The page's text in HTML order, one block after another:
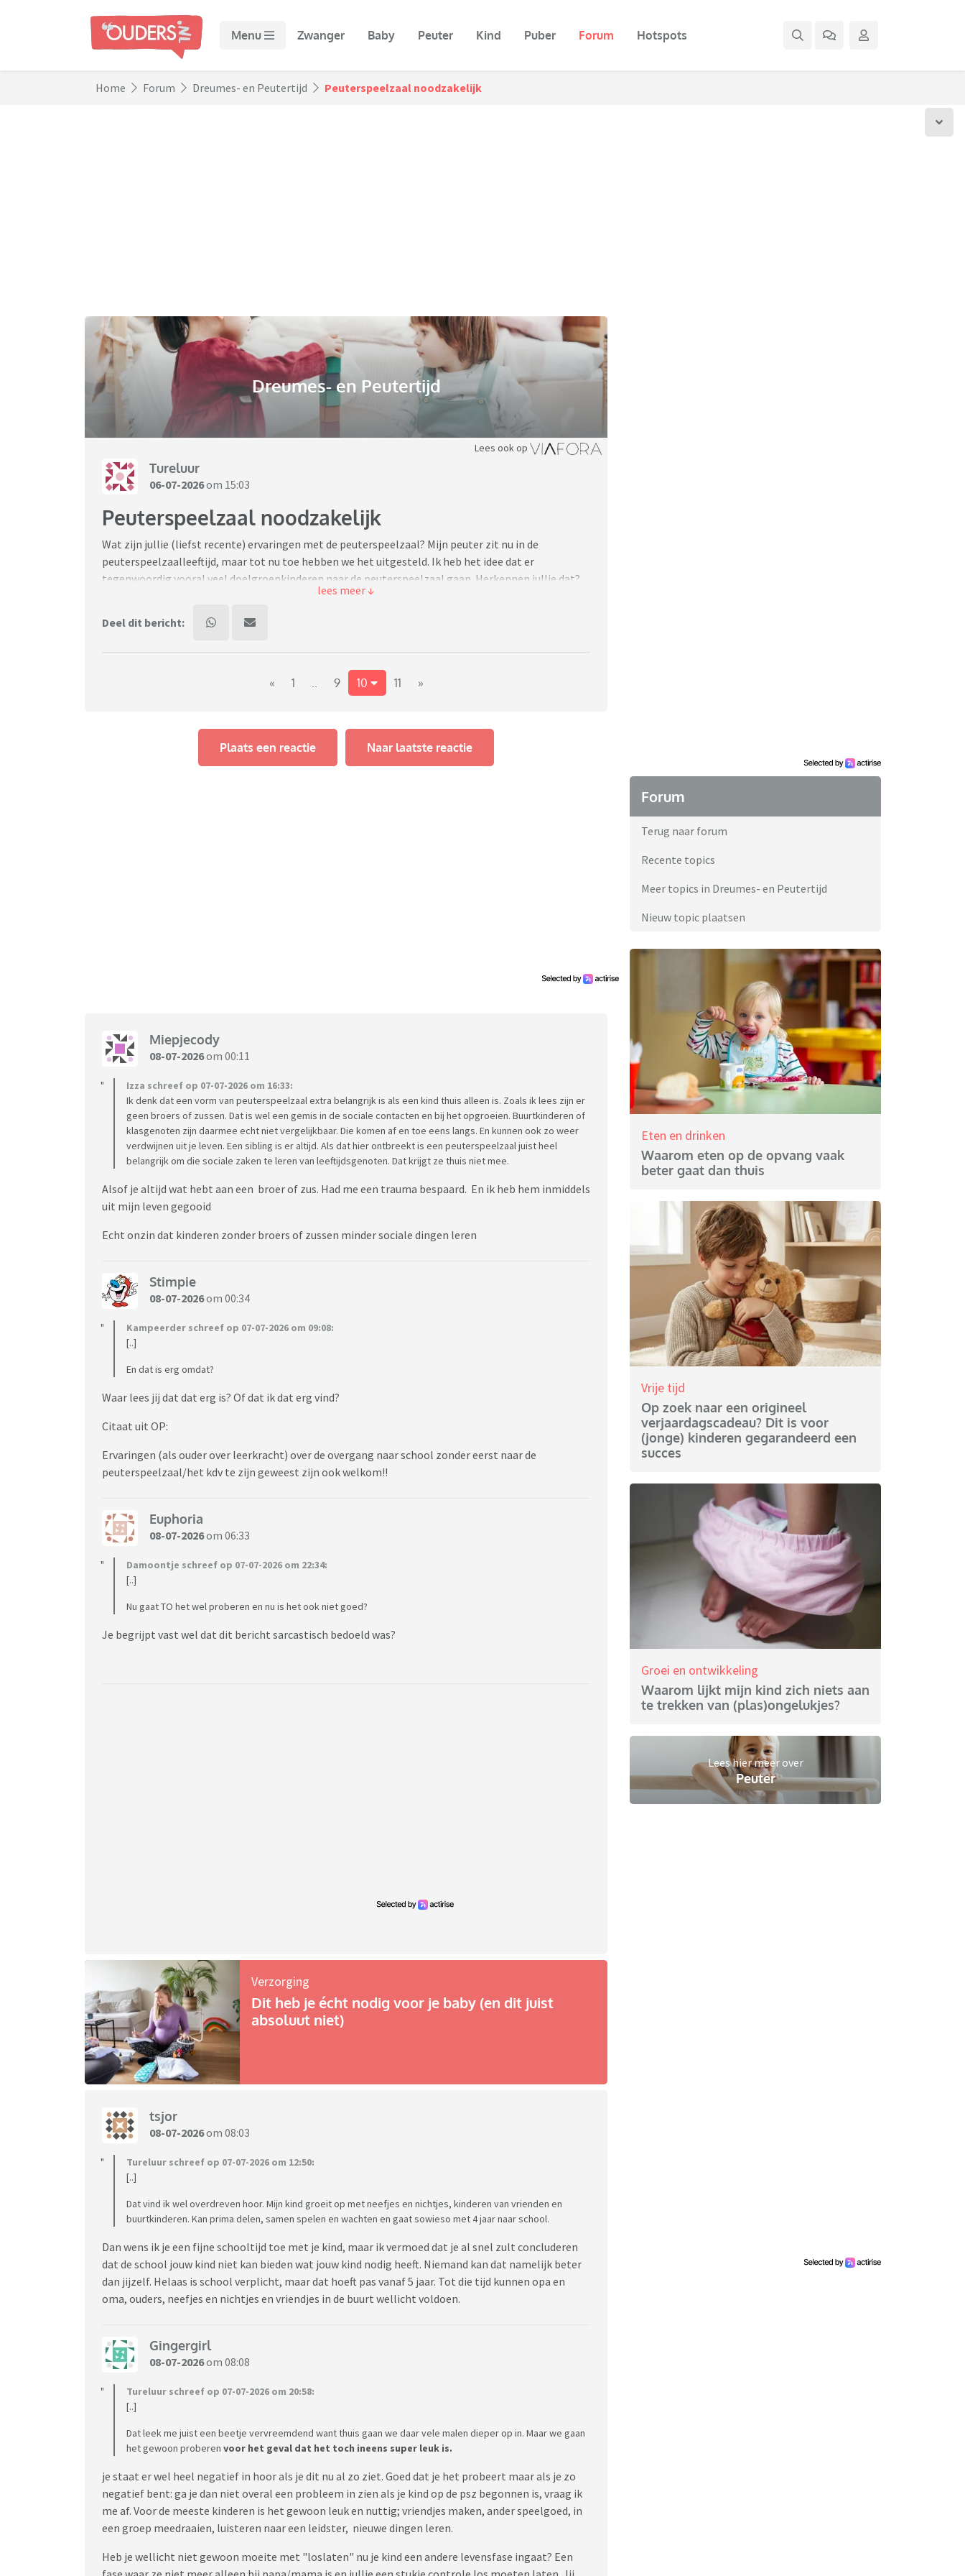
Menu Zwanger Baby Peuter Kind Puber Forum Hotspots
Home Forum Dreumes- en Peutertijd Peuterspeelzaal noodzakelijk
Dreumes- en Peutertijd
Lees ook op
Tureluur
06-07-2026om 15:03
Peuterspeelzaal noodzakelijk
Wat zijn jullie (liefst recente) ervaringen met de peuterspeelzaal? Mijn peuter zit nu in de
peuterspeelzaalleeftijd, maar tot nu toe hebben we het uitgesteld. Ik heb het idee dat er
tegenwoordig vooral veel doelgroepkinderen naar de peuterspeelzaal gaan. Herkennen jullie dat?
Of juist niet? Mijn peuter loopt behoorlijk voor, dus een gericht vve programma zou waarschijnlijk
peuterspeelzaal/het kdv te zijn geweest zijn ook welkom!!
Deel dit bericht:
« 1 .. 9 10 11 »
Plaats een reactie Naar laatste reactie
Miepjecody
08-07-2026om 00:11
Izza schreef op 07-07-2026 om 16:33:
Ik denk dat een vorm van peuterspeelzaal extra belangrijk is als een kind thuis alleen is. Zoals ik lees zijn er
geen broers of zussen. Dat is wel een gemis in de sociale contacten en bij het opgroeien. Buurtkinderen of
klasgenoten zijn daarmee echt niet vergelijkbaar. Die komen af en toe eens langs. En kunnen ook zo weer
verdwijnen uit je leven. Een sibling is er altijd. Als dat hier ontbreekt is een peuterspeelzaal juist heel
belangrijk om die sociale zaken te leren van leeftijdsgenoten. Dat krijgt ze thuis niet mee.
Alsof je altijd wat hebt aan een broer of zus. Had me een trauma bespaard. En ik heb hem inmiddels
uit mijn leven gegooid
Echt onzin dat kinderen zonder broers of zussen minder sociale dingen leren
Stimpie
08-07-2026om 00:34
Kampeerder schreef op 07-07-2026 om 09:08:
[..]
En dat is erg omdat?
Waar lees jij dat dat erg is? Of dat ik dat erg vind?
Citaat uit OP:
Ervaringen (als ouder over leerkracht) over de overgang naar school zonder eerst naar de
peuterspeelzaal/het kdv te zijn geweest zijn ook welkom!!
Euphoria
08-07-2026om 06:33
Damoontje schreef op 07-07-2026 om 22:34:
[..]
Nu gaat TO het wel proberen en nu is het ook niet goed?
Je begrijpt vast wel dat dit bericht sarcastisch bedoeld was?
Verzorging
Dit heb je écht nodig voor je baby (en dit juist
absoluut niet)
tsjor
08-07-2026om 08:03
Tureluur schreef op 07-07-2026 om 12:50:
[..]
Dat vind ik wel overdreven hoor. Mijn kind groeit op met neefjes en nichtjes, kinderen van vrienden en
buurtkinderen. Kan prima delen, samen spelen en wachten en gaat sowieso met 4 jaar naar school.
Dan wens ik je een fijne schooltijd toe met je kind, maar ik vermoed dat je al snel zult concluderen
dat de school jouw kind niet kan bieden wat jouw kind nodig heeft. Niemand kan dat namelijk beter
dan jijzelf. Helaas is school verplicht, maar dat hoeft pas vanaf 5 jaar. Tot die tijd kunnen opa en
oma, ouders, neefjes en nichtjes en vriendjes in de buurt wellicht voldoen.
Gingergirl
08-07-2026om 08:08
Tureluur schreef op 07-07-2026 om 20:58:
[..]
Dat leek me juist een beetje vervreemdend want thuis gaan we daar vele malen dieper op in. Maar we gaan
het gewoon proberen voor het geval dat het toch ineens super leuk is.
je staat er wel heel negatief in hoor als je dit nu al zo ziet. Goed dat je het probeert maar als je zo
negatief bent: ga je dan niet overal een probleem in zien als je kind op de psz begonnen is, vraag ik
me af. Voor de meeste kinderen is het gewoon leuk en nuttig; vriendjes maken, ander speelgoed, in
een groep meedraaien, luisteren naar een leidster, nieuwe dingen leren.
Heb je wellicht niet gewoon moeite met "loslaten" nu je kind een andere levensfase ingaat? Een
Forum
Terug naar forum
Recente topics
Meer topics in Dreumes- en Peutertijd
Nieuw topic plaatsen
Eten en drinken
Waarom eten op de opvang vaak
beter gaat dan thuis
Vrije tijd
Op zoek naar een origineel
verjaardagscadeau? Dit is voor
(jonge) kinderen gegarandeerd een
succes
Groei en ontwikkeling
Waarom lijkt mijn kind zich niets aan
te trekken van (plas)ongelukjes?
Lees hier meer over
Peuter